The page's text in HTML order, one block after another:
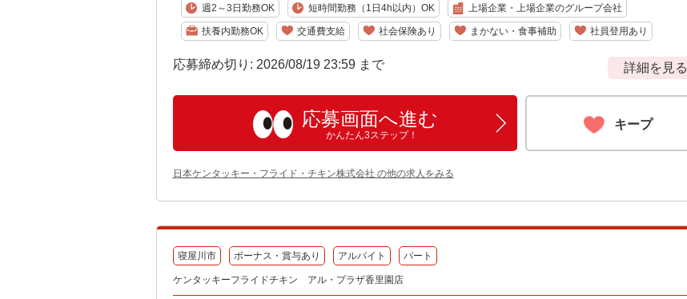
週2～3日勤務OK 短時間勤務（1日4h以内）OK 上場企業・上場企業のグループ会社
扶養内勤務OK 交通費支給 社会保険あり まかない・食事補助 社員登用あり
応募締め切り: 2026/08/19 23:59 まで 詳細を見る
応募画面へ進む
かんたん3ステップ！
キープ
日本ケンタッキー・フライド・チキン株式会社 の他の求人をみる
寝屋川市 ボーナス・賞与あり アルバイト パート
ケンタッキーフライドチキン アル・プラザ香里園店